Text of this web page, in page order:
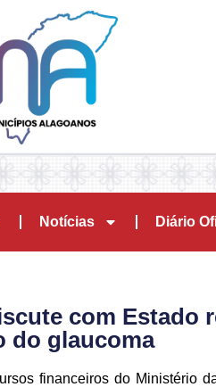
Notícias Diário
com Estado
do glaucoma
financeiros do Ministério